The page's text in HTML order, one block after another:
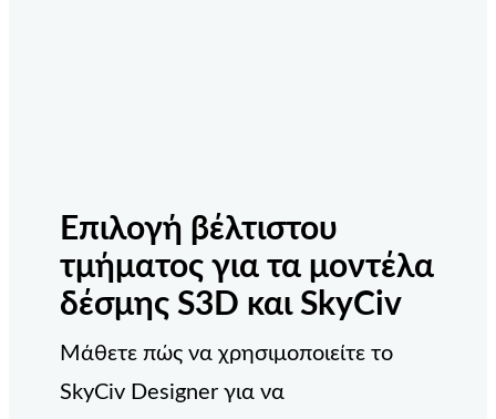
Επιλογή βέλτιστου
τμήματος για τα μοντέλα
δέσμης S3D και SkyCiv
Μάθετε πώς να χρησιμοποιείτε το
SkyCiv Designer για να